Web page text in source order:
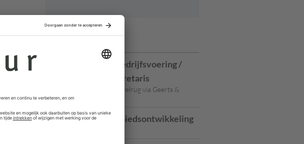
Concernmanager Bedrijfsvoering /
Loco-Gemeentesecretaris
Gemeente Utrechtse Heuvelrug via Geerts &
Partners
Projectmanager gebiedsontwikkeling